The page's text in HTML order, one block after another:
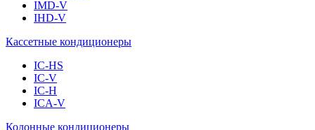
IMD-V
IHD-V
Кассетные кондиционеры
IC-HS
IC-V
IC-H
ICA-V
Колонные кондиционеры